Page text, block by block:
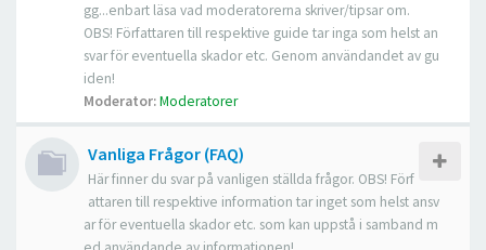
gg...enbart läsa vad moderatorerna skriver/tipsar om.
OBS! Författaren till respektive guide tar inga som helst an
svar för eventuella skador etc. Genom användandet av gu
iden!
Moderator:Moderatorer
Vanliga Frågor (FAQ)
Här finner du svar på vanligen ställda frågor. OBS! Förf
attaren till respektive information tar inget som helst ansv
ar för eventuella skador etc. som kan uppstå i samband m